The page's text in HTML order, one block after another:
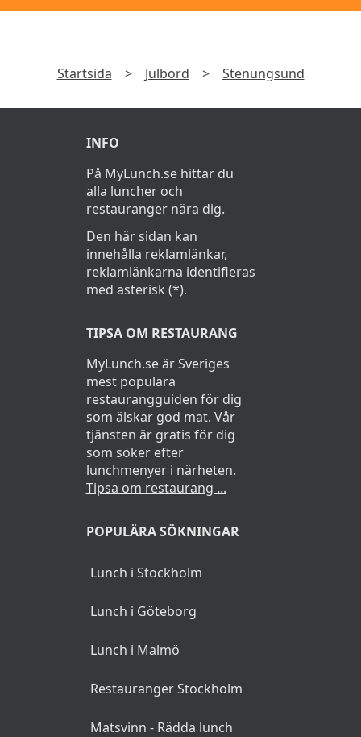
Startsida > Julbord > Stenungsund
INFO
På MyLunch.se hittar du
alla luncher och
restauranger nära dig.
Den här sidan kan
innehålla reklamlänkar,
reklamlänkarna identifieras
med asterisk (*).
TIPSA OM RESTAURANG
MyLunch.se är Sveriges
mest populära
restaurangguiden för dig
som älskar god mat. Vår
tjänsten är gratis för dig
som söker efter
lunchmenyer i närheten.
Tipsa om restaurang ...
POPULÄRA SÖKNINGAR
Lunch i Stockholm
Lunch i Göteborg
Lunch i Malmö
Restauranger Stockholm
Matsvinn - Rädda lunch